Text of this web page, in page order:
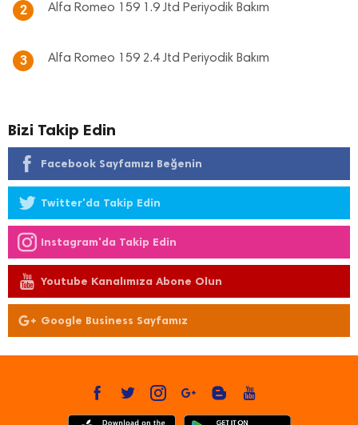
2 Alfa Romeo 159 1.9 Jtd Periyodik Bakım
3 Alfa Romeo 159 2.4 Jtd Periyodik Bakım
Bizi Takip Edin
Facebook Sayfamızı Beğenin
Twitter'da Takip Edin
Instagram'da Takip Edin
Youtube Kanalımıza Abone Olun
Google Business Sayfamız